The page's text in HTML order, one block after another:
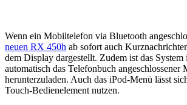
Wenn ein Mobiltelefon via Bluetooth
neuen RX 450h ab sofort auch
dem Display dargestellt. Zudem ist das System
automatisch das Telefonbuch angeschlossener
herunterzuladen. Auch das iPod-Menü lässt
Touch-Bedienelement nutzen.